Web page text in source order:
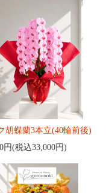
胡蝶蘭3本立(40輪前後)
円(税込33,000円)